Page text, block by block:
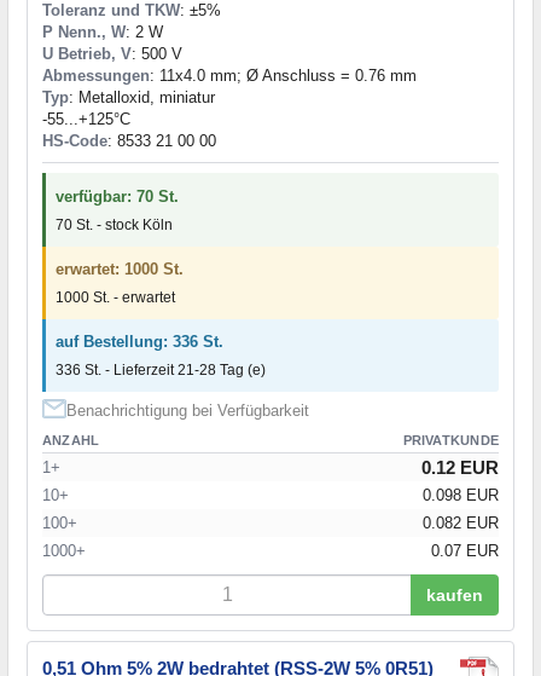
Toleranz und TKW: ±5%
P Nenn., W: 2 W
U Betrieb, V: 500 V
Abmessungen: 11x4.0 mm; Ø Anschluss = 0.76 mm
Typ: Metalloxid, miniatur
-55...+125°C
HS-Code: 8533 21 00 00
verfügbar: 70 St.
70 St. - stock Köln
erwartet: 1000 St.
1000 St. - erwartet
auf Bestellung: 336 St.
336 St. - Lieferzeit 21-28 Tag (e)
Benachrichtigung bei Verfügbarkeit
ANZAHL PRIVATKUNDE
1+ 0.12 EUR
10+
0.098 EUR
100+
0.082 EUR
1000+
0.07 EUR
kaufen
0,51 Ohm 5% 2W bedrahtet (RSS-2W 5% 0R51)